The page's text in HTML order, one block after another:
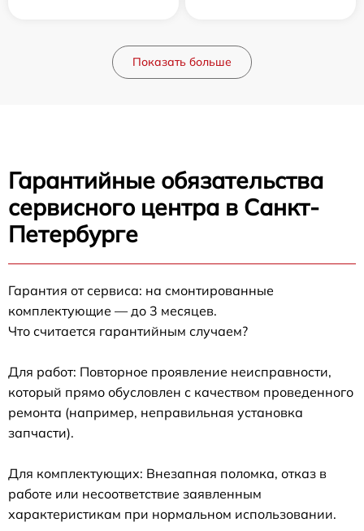
Показать больше
Гарантийные обязательства
сервисного центра в Санкт-
Петербурге
Гарантия от сервиса: на смонтированные
комплектующие — до 3 месяцев.
Что считается гарантийным случаем?
Для работ: Повторное проявление неисправности,
который прямо обусловлен с качеством проведенного
ремонта (например, неправильная установка
запчасти).
Для комплектующих: Внезапная поломка, отказ в
работе или несоответствие заявленным
характеристикам при нормальном использовании.